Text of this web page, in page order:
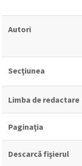
Autori
Secţiunea
Limba de redactare
Paginaţia
Descarcă fişierul